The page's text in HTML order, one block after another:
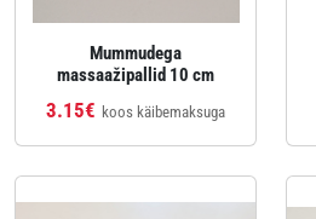
Mummudega
massaažipallid 10 cm
3.15€ koos käibemaksuga